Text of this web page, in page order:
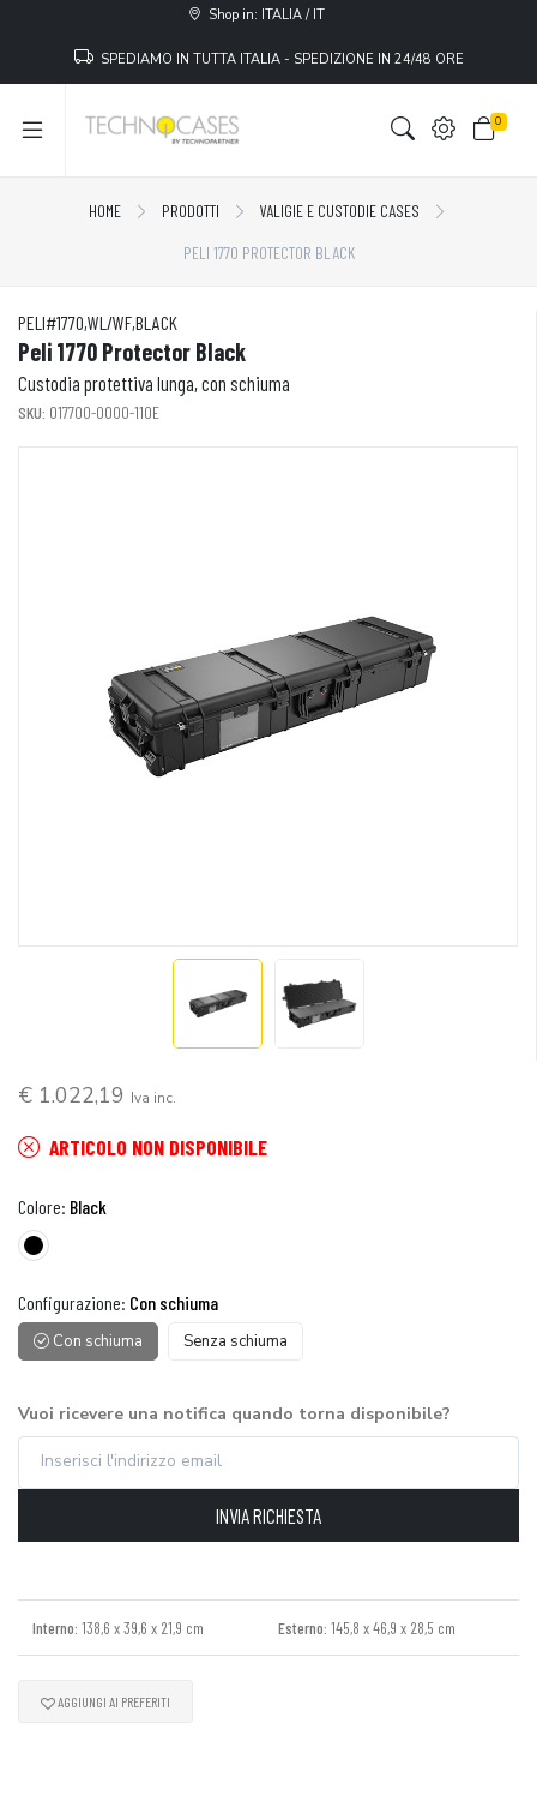
Shop in: ITALIA / IT
SPEDIAMO IN TUTTA ITALIA - SPEDIZIONE IN 24/48 ORE
0
HOME PRODOTTI VALIGIE E CUSTODIE CASES
PELI 1770 PROTECTOR BLACK
PELI#1770,WL/WF,BLACK
Peli 1770 Protector Black
Custodia protettiva lunga, con schiuma
SKU: 017700-0000-110E
€ 1.022,19 Iva inc.
ARTICOLO NON DISPONIBILE
Colore: Black
Configurazione: Con schiuma
Con schiuma Senza schiuma
Vuoi ricevere una notifica quando torna disponibile?
INVIA RICHIESTA
Interno: 138,6 x 39,6 x 21,9 cm Esterno: 145,8 x 46,9 x 28,5 cm
AGGIUNGI AI PREFERITI